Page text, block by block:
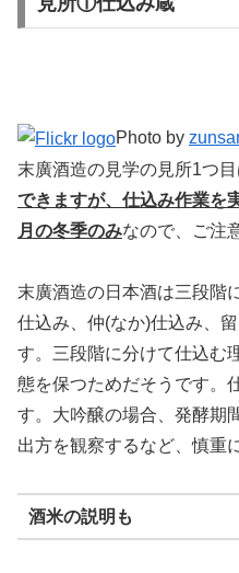
Photo by
末廣酒造の見学の見所1つ目
できますが、仕込み作業を
月の冬季のみなので、ご注
末廣酒造の日本酒は三段階
仕込み、仲(なか)仕込み、
す。三段階に分けて仕込む
態を保つためだそうです。
す。大吟醸の場合、発酵期
出方を観察するなど、慎重
酒米の説明も